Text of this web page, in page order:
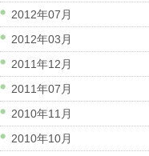
2012年07月
2012年03月
2011年12月
2011年07月
2010年11月
2010年10月